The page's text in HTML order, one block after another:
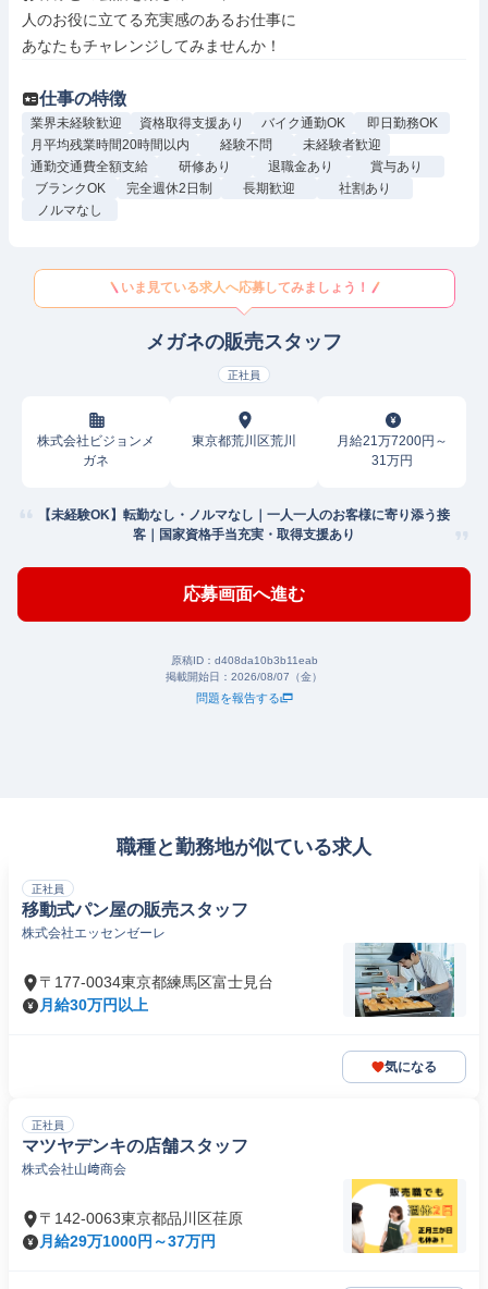
人のお役に立てる充実感のあるお仕事に
あなたもチャレンジしてみませんか！
仕事の特徴
業界未経験歓迎 資格取得支援あり バイク通勤OK
即日勤務OK
月平均残業時間20時間以内
経験不問
未経験者歓迎
通勤交通費全額支給
研修あり 退職金あり
賞与あり
ブランクOK
完全週休2日制 長期歓迎
社割あり
ノルマなし
いま見ている求人へ応募してみましょう！
メガネの販売スタッフ
正社員
株式会社ビジョンメ
ガネ
東京都荒川区荒川
月給21万7200円～
31万円
【未経験OK】転勤なし・ノルマなし｜一人一人のお客様に寄り添う接
客｜国家資格手当充実・取得支援あり
応募画面へ進む
原稿ID： d408da10b3b11eab
掲載開始日： 2026/08/07（金）
問題を報告する
職種と勤務地が似ている求人
正社員
移動式パン屋の販売スタッフ
株式会社エッセンゼーレ
〒177-0034東京都練馬区富士見台
月給30万円以上
気になる
正社員
マツヤデンキの店舗スタッフ
株式会社山﨑商会
〒142-0063東京都品川区荏原
月給29万1000円～37万円